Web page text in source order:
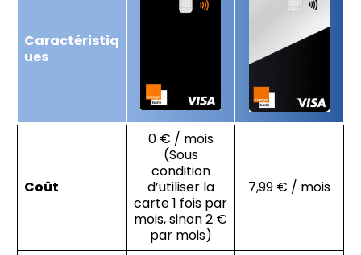
Caractéristiq
ues
Coût
0 € / mois
(Sous
condition
d’utiliser la
carte 1 fois par
mois, sinon 2 €
par mois)
7,99 € / mois